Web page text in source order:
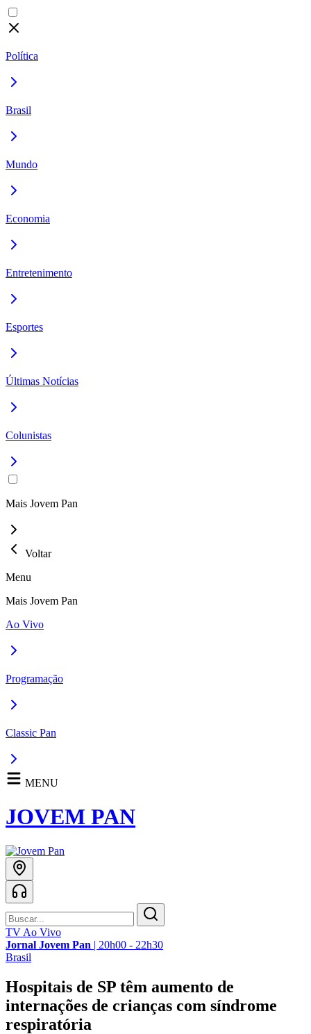
Política
Brasil
Mundo
Economia
Entretenimento
Esportes
Últimas Notícias
Colunistas
Mais Jovem Pan
Voltar
Menu
Mais Jovem Pan
Ao Vivo
Programação
Classic Pan
MENU
JOVEM PAN
TV Ao Vivo
Jornal Jovem Pan | 20h00 - 22h30
Brasil
Hospitais de SP têm aumento de
internações de crianças com síndrome
respiratória